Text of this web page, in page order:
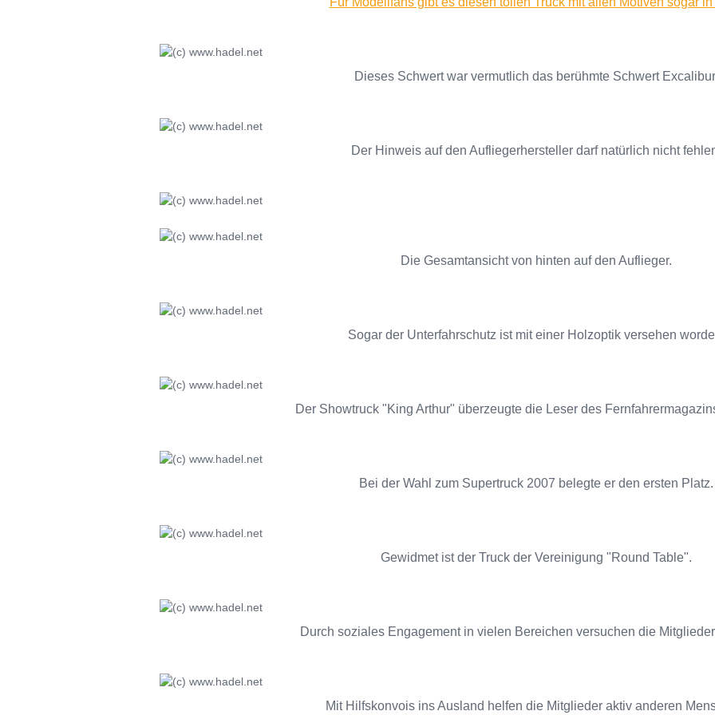
Dieses Schwert war vermutlich das berühmte Schwert
Der Hinweis auf den Aufliegerhersteller darf natürlich nicht
Die Gesamtansicht von hinten auf den Auflieger.
Sogar der Unterfahrschutz ist mit einer Holzoptik versehen
Der Showtruck "King Arthur" überzeugte die Leser des
Bei der Wahl zum Supertruck 2007 belegte er den ersten Platz.
Gewidmet ist der Truck der Vereinigung "Round Table".
Durch soziales Engagement in vielen Bereichen versuchen die
Mit Hilfskonvois ins Ausland helfen die Mitglieder aktiv anderen